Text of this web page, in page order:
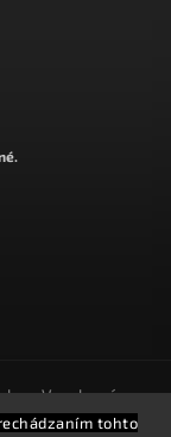
tohto
Vyrobené na